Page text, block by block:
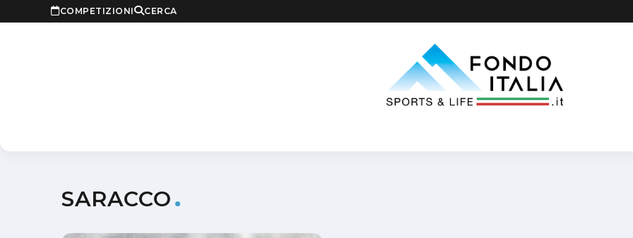
COMPETIZIONI CERCA
SARACCO